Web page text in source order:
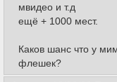
мвидео и т.д
ещё + 1000 мест.
Каков шанс что у
флешек?